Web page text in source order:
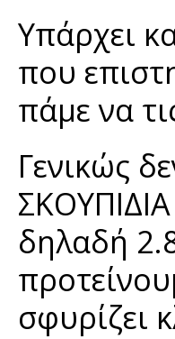
Υπάρχει
που
πάμε να
Γενικώς
δηλαδή
σφυρίζει